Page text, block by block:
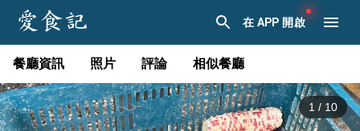
在 APP 開啟
餐廳資訊 照片 評論 相似餐廳
1 / 10